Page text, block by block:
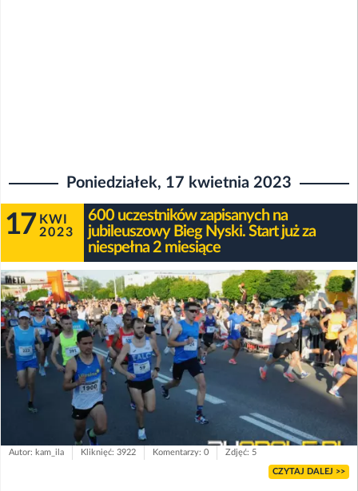
Poniedziałek, 17 kwietnia 2023
17 KWI
2023
600 uczestników zapisanych na
jubileuszowy Bieg Nyski. Start już za
niespełna 2 miesiące
Autor: kam_ila Kliknięć: 3922 Komentarzy: 0 Zdjęć: 5
CZYTAJ DALEJ >>